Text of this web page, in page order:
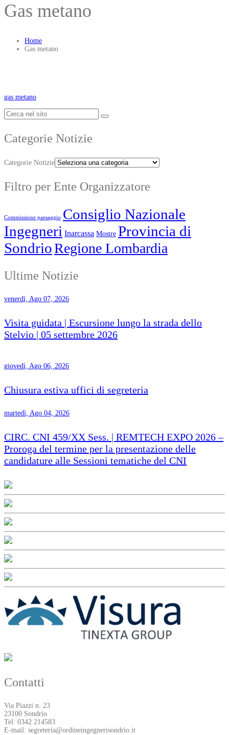
Gas metano
Home
Gas metano
gas metano
Categorie Notizie
Categorie Notizie
Filtro per Ente Organizzatore
Commissione paesaggio Consiglio Nazionale
Ingegneri Inarcassa Mostre Provincia di
SondrioRegione Lombardia
Ultime Notizie
venerdì, Ago 07, 2026
Visita guidata | Escursione lungo la strada dello
Stelvio | 05 settembre 2026
giovedì, Ago 06, 2026
Chiusura estiva uffici di segreteria
martedì, Ago 04, 2026
CIRC. CNI 459/XX Sess. | REMTECH EXPO 2026 –
Proroga del termine per la presentazione delle
candidature alle Sessioni tematiche del CNI
Contatti
Via Piazzi n. 23
23100 Sondrio
Tel: 0342 214583
E-mail: segreteria@ordineingegnerisondrio.it